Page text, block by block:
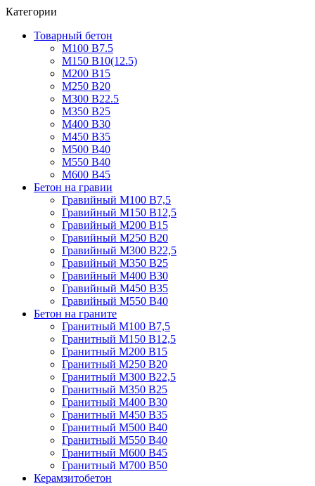
Категории
Товарный бетон
М100 В7.5
М150 В10(12.5)
М200 В15
М250 В20
М300 В22.5
М350 В25
М400 В30
М450 В35
М500 В40
М550 В40
М600 В45
Бетон на гравии
Гравийный М100 В7,5
Гравийный М150 В12,5
Гравийный М200 В15
Гравийный М250 В20
Гравийный М300 В22,5
Гравийный М350 В25
Гравийный М400 В30
Гравийный М450 В35
Гравийный М550 В40
Бетон на граните
Гранитный М100 В7,5
Гранитный М150 В12,5
Гранитный М200 В15
Гранитный М250 В20
Гранитный М300 В22,5
Гранитный М350 В25
Гранитный М400 В30
Гранитный М450 В35
Гранитный М500 В40
Гранитный М550 В40
Гранитный М600 В45
Гранитный М700 В50
Керамзитобетон